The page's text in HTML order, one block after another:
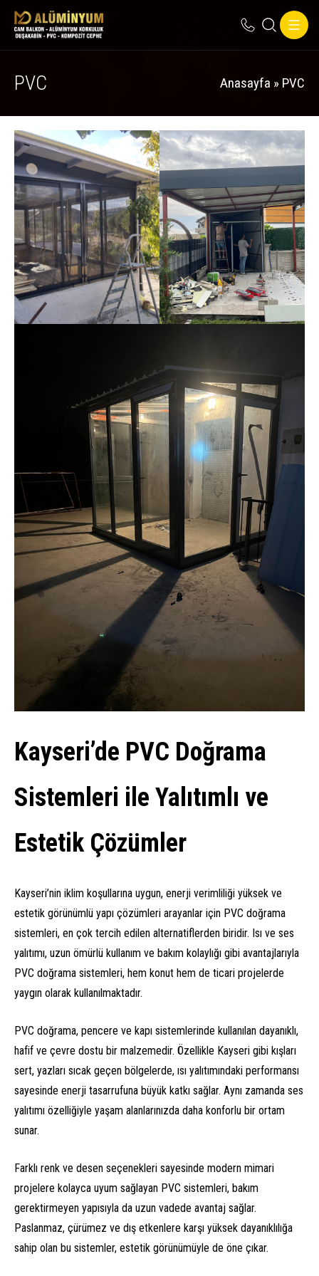
PVC Anasayfa » PVC
Kayseri’de PVC Doğrama
Sistemleri ile Yalıtımlı ve
Estetik Çözümler
Kayseri’nin iklim koşullarına uygun, enerji verimliliği yüksek ve
estetik görünümlü yapı çözümleri arayanlar için PVC doğrama
sistemleri, en çok tercih edilen alternatiflerden biridir. Isı ve ses
yalıtımı, uzun ömürlü kullanım ve bakım kolaylığı gibi avantajlarıyla
PVC doğrama sistemleri, hem konut hem de ticari projelerde
yaygın olarak kullanılmaktadır.
PVC doğrama, pencere ve kapı sistemlerinde kullanılan dayanıklı,
hafif ve çevre dostu bir malzemedir. Özellikle Kayseri gibi kışları
sert, yazları sıcak geçen bölgelerde, ısı yalıtımındaki performansı
sayesinde enerji tasarrufuna büyük katkı sağlar. Aynı zamanda ses
yalıtımı özelliğiyle yaşam alanlarınızda daha konforlu bir ortam
sunar.
Farklı renk ve desen seçenekleri sayesinde modern mimari
projelere kolayca uyum sağlayan PVC sistemleri, bakım
gerektirmeyen yapısıyla da uzun vadede avantaj sağlar.
Paslanmaz, çürümez ve dış etkenlere karşı yüksek dayanıklılığa
sahip olan bu sistemler, estetik görünümüyle de öne çıkar.